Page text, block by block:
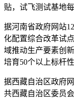
贴，试飞测试基地
据河南省政府网站
化配置综合改革试
域推动生产要素创
培育50个以上标杆
据西藏自治区政府
共西藏自治区委员